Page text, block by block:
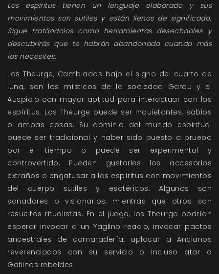
Los espíritus tienen un lenguaje elaborado y sus
movimientos son sutiles y están llenos de significado.
Sigue tratándolos como herramientas desechables y
descubrirás que te habrán abandonado cuando más
los necesites.
Los Theurge, Cambiados bajo el signo del cuarto de
luna, son los místicos de la sociedad Garou y el
Auspicio con mayor aptitud para interactuar con los
espíritus. Los Theurge puede ser inquietantes, sabios
o ambas cosas. Su dominio del mundo espiritual
puede ser tradicional y haber sido puesto a prueba
por el tiempo o puede ser experimental y
controvertido. Pueden gustarles los accesorios
extraños o engatusar a los espíritus con movimientos
del cuerpo sutiles y esotéricos. Algunos son
soñadores o visionarios, mientras que otros son
resueltos ritualistas. En el juego, los Theurge podrían
esperar invocar a un Yaglino reacio, invocar pactos
ancestrales de camaradería, aplacar a Ancianos
reverenciados con su servicio o incluso atar a
Gaflinos rebeldes.